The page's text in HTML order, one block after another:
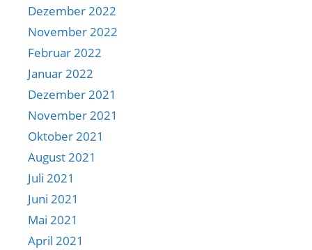
Dezember 2022
November 2022
Februar 2022
Januar 2022
Dezember 2021
November 2021
Oktober 2021
August 2021
Juli 2021
Juni 2021
Mai 2021
April 2021